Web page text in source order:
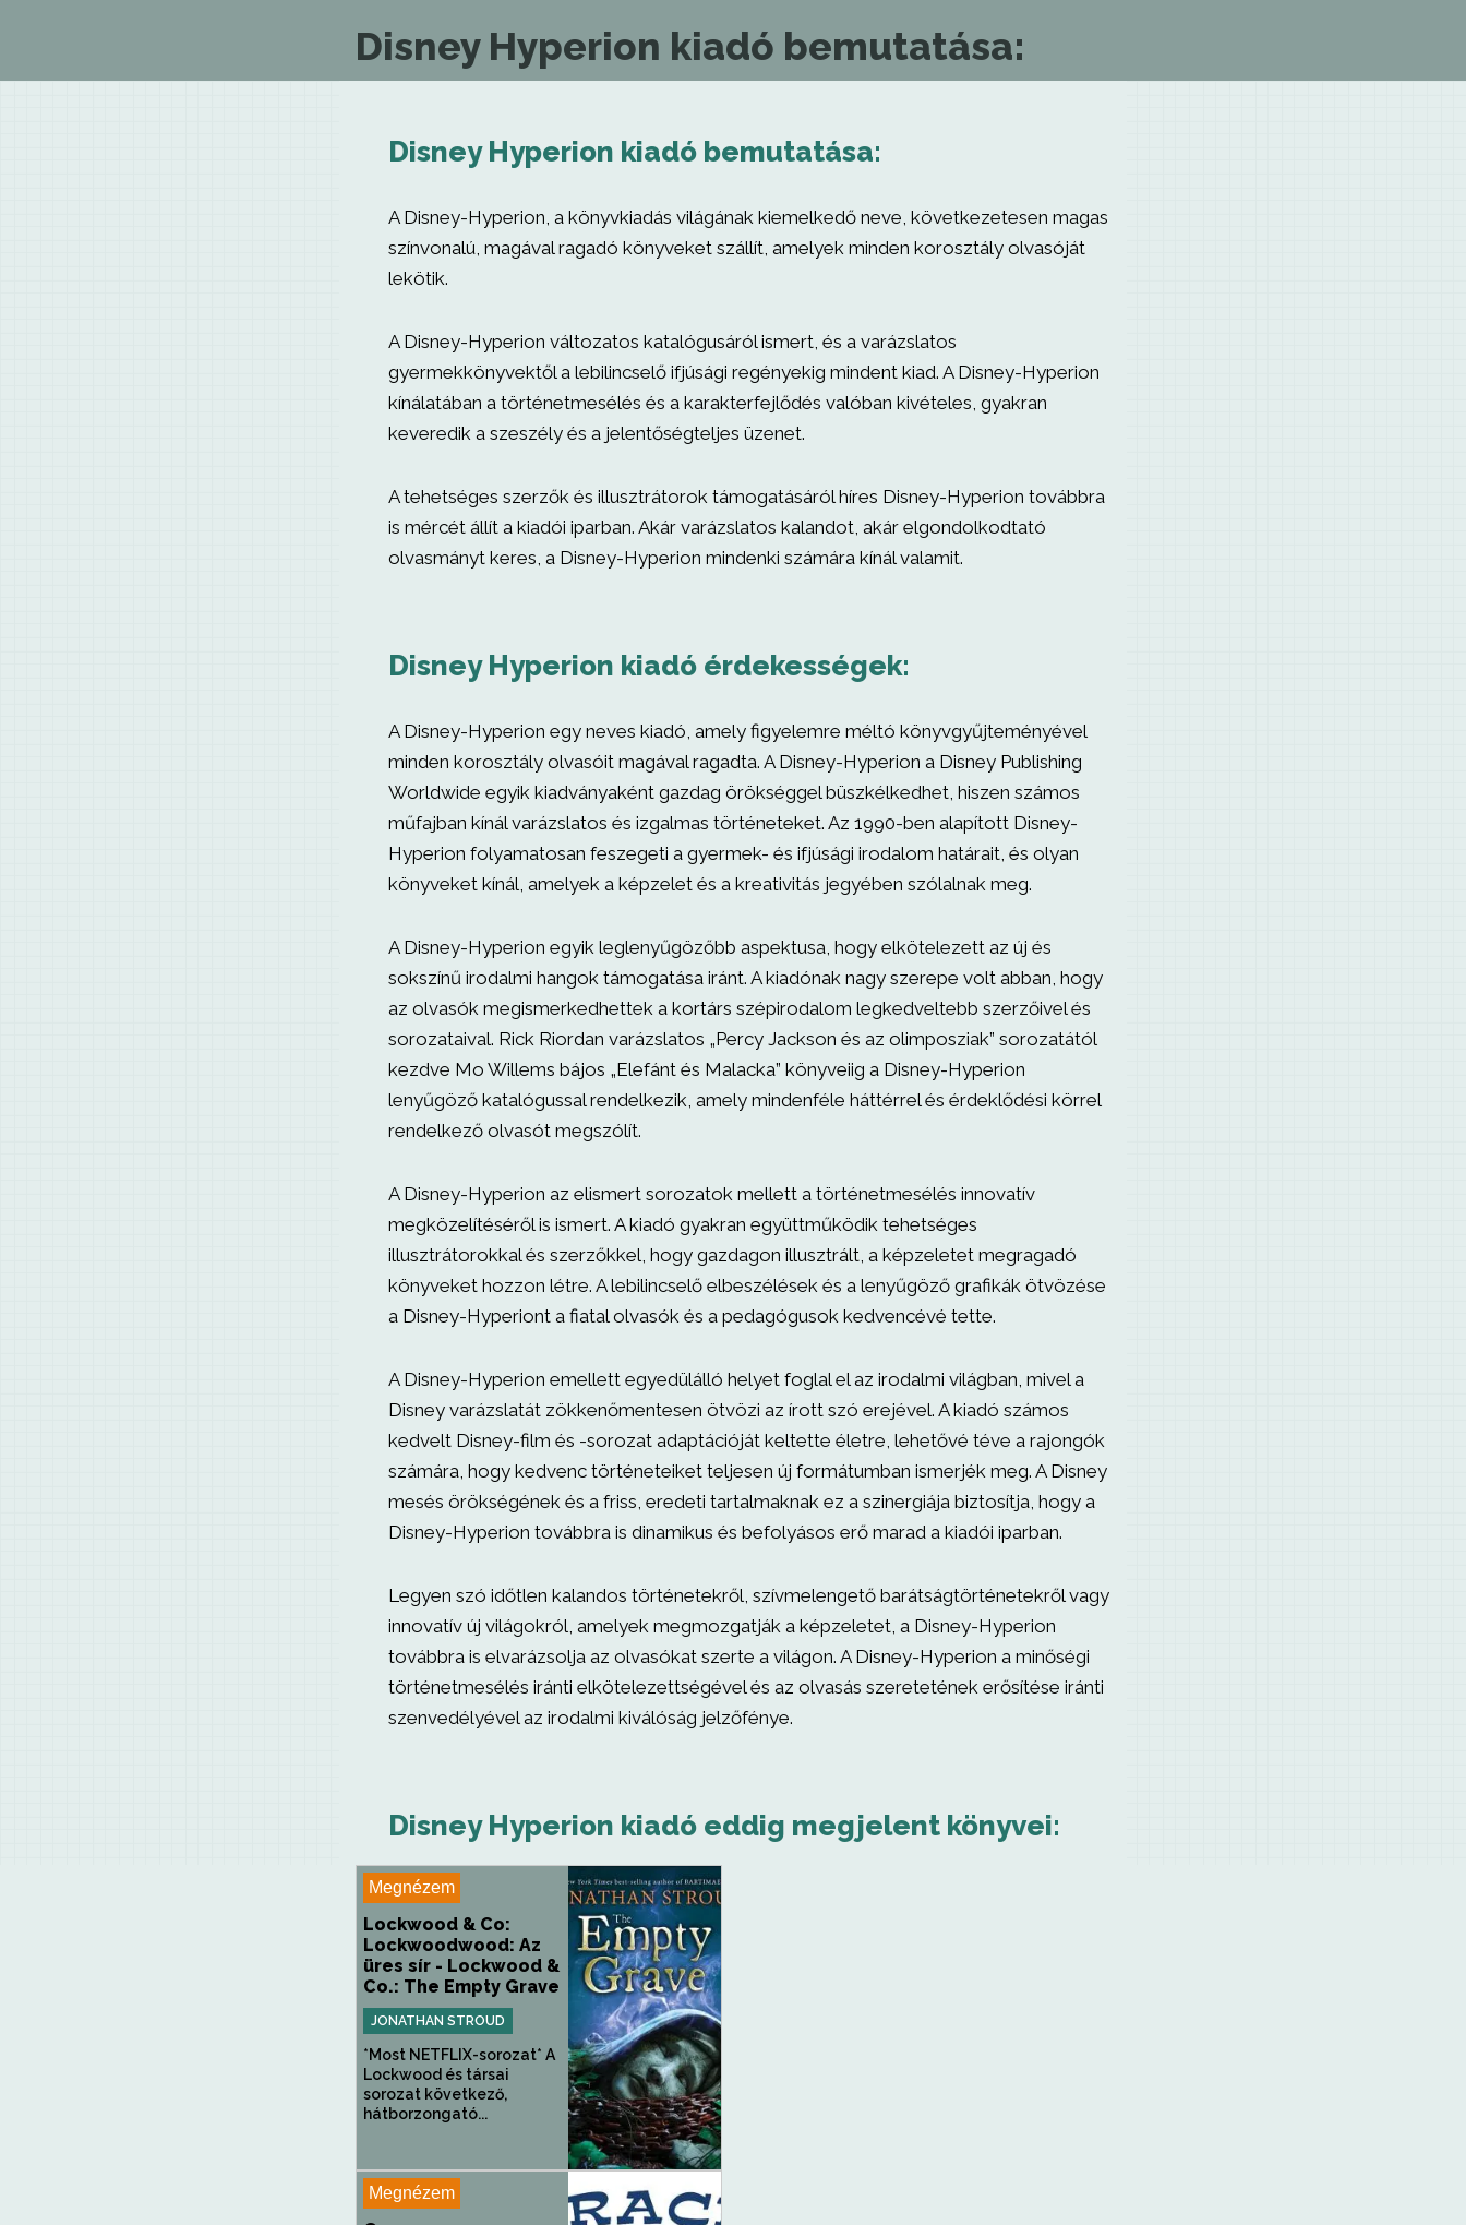
Disney Hyperion kiadó bemutatása:
Disney Hyperion kiadó bemutatása:
A Disney-Hyperion, a könyvkiadás világának kiemelkedő neve, következetesen magas
színvonalú, magával ragadó könyveket szállít, amelyek minden korosztály olvasóját
lekötik.
A Disney-Hyperion változatos katalógusáról ismert, és a varázslatos
gyermekkönyvektől a lebilincselő ifjúsági regényekig mindent kiad. A Disney-Hyperion
kínálatában a történetmesélés és a karakterfejlődés valóban kivételes, gyakran
keveredik a szeszély és a jelentőségteljes üzenet.
A tehetséges szerzők és illusztrátorok támogatásáról híres Disney-Hyperion továbbra
is mércét állít a kiadói iparban. Akár varázslatos kalandot, akár elgondolkodtató
olvasmányt keres, a Disney-Hyperion mindenki számára kínál valamit.
Disney Hyperion kiadó érdekességek:
A Disney-Hyperion egy neves kiadó, amely figyelemre méltó könyvgyűjteményével
minden korosztály olvasóit magával ragadta. A Disney-Hyperion a Disney Publishing
Worldwide egyik kiadványaként gazdag örökséggel büszkélkedhet, hiszen számos
műfajban kínál varázslatos és izgalmas történeteket. Az 1990-ben alapított Disney-
Hyperion folyamatosan feszegeti a gyermek- és ifjúsági irodalom határait, és olyan
könyveket kínál, amelyek a képzelet és a kreativitás jegyében szólalnak meg.
A Disney-Hyperion egyik leglenyűgözőbb aspektusa, hogy elkötelezett az új és
sokszínű irodalmi hangok támogatása iránt. A kiadónak nagy szerepe volt abban, hogy
az olvasók megismerkedhettek a kortárs szépirodalom legkedveltebb szerzőivel és
sorozataival. Rick Riordan varázslatos „Percy Jackson és az olimposziak” sorozatától
kezdve Mo Willems bájos „Elefánt és Malacka” könyveiig a Disney-Hyperion
lenyűgöző katalógussal rendelkezik, amely mindenféle háttérrel és érdeklődési körrel
rendelkező olvasót megszólít.
A Disney-Hyperion az elismert sorozatok mellett a történetmesélés innovatív
megközelítéséről is ismert. A kiadó gyakran együttműködik tehetséges
illusztrátorokkal és szerzőkkel, hogy gazdagon illusztrált, a képzeletet megragadó
könyveket hozzon létre. A lebilincselő elbeszélések és a lenyűgöző grafikák ötvözése
a Disney-Hyperiont a fiatal olvasók és a pedagógusok kedvencévé tette.
A Disney-Hyperion emellett egyedülálló helyet foglal el az irodalmi világban, mivel a
Disney varázslatát zökkenőmentesen ötvözi az írott szó erejével. A kiadó számos
kedvelt Disney-film és -sorozat adaptációját keltette életre, lehetővé téve a rajongók
számára, hogy kedvenc történeteiket teljesen új formátumban ismerjék meg. A Disney
mesés örökségének és a friss, eredeti tartalmaknak ez a szinergiája biztosítja, hogy a
Disney-Hyperion továbbra is dinamikus és befolyásos erő marad a kiadói iparban.
Legyen szó időtlen kalandos történetekről, szívmelengető barátságtörténetekről vagy
innovatív új világokról, amelyek megmozgatják a képzeletet, a Disney-Hyperion
továbbra is elvarázsolja az olvasókat szerte a világon. A Disney-Hyperion a minőségi
történetmesélés iránti elkötelezettségével és az olvasás szeretetének erősítése iránti
szenvedélyével az irodalmi kiválóság jelzőfénye.
Disney Hyperion kiadó eddig megjelent könyvei:
Megnézem
Lockwood & Co:
Lockwoodwood: Az
üres sír - Lockwood &
Co.: The Empty Grave
JONATHAN STROUD
*Most NETFLIX-sorozat* A
Lockwood és társai
sorozat következő,
hátborzongató...
Megnézem